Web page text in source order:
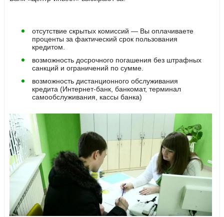
отсутствие скрытых комиссий — Вы оплачиваете
проценты за фактический срок пользования
кредитом.
возможность досрочного погашения без штрафных
санкций и ограничений по сумме.
возможность дистанционного обслуживания
кредита (Интернет-банк, банкомат, терминал
самообслуживания, кассы банка)